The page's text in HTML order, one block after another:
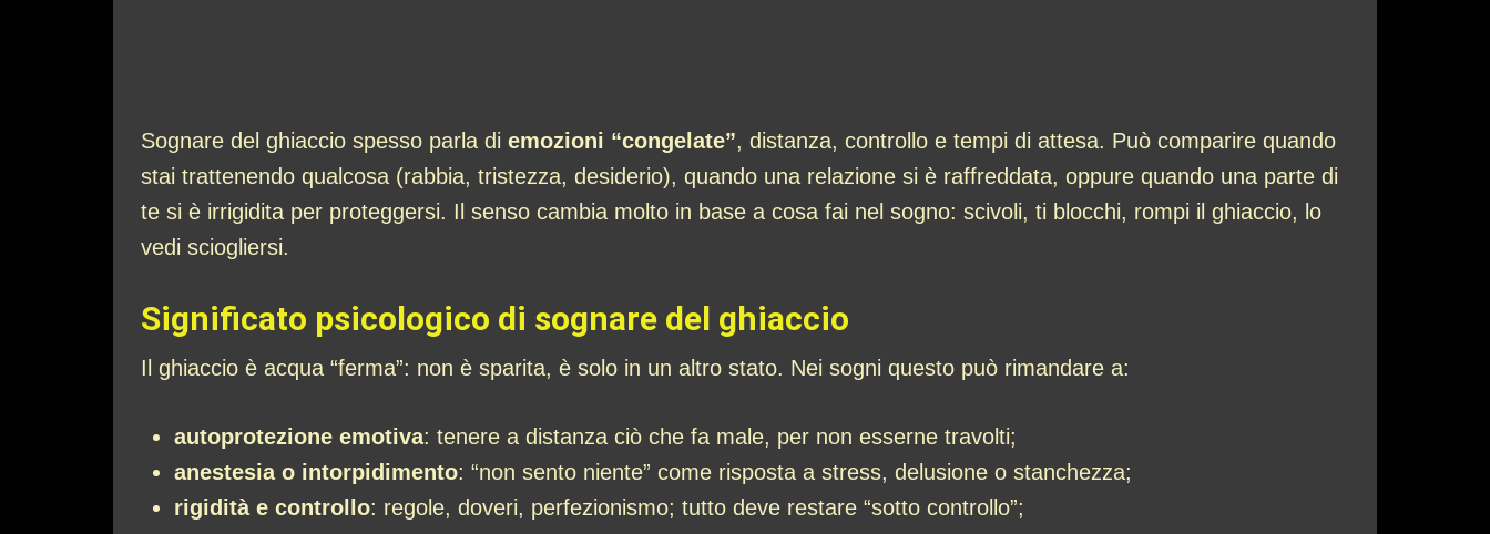
Sognare del ghiaccio spesso parla di emozioni “congelate”, distanza, controllo e tempi di attesa. Può comparire quando
stai trattenendo qualcosa (rabbia, tristezza, desiderio), quando una relazione si è raffreddata, oppure quando una parte di
te si è irrigidita per proteggersi. Il senso cambia molto in base a cosa fai nel sogno: scivoli, ti blocchi, rompi il ghiaccio, lo
vedi sciogliersi.
Significato psicologico di sognare del ghiaccio
Il ghiaccio è acqua “ferma”: non è sparita, è solo in un altro stato. Nei sogni questo può rimandare a:
autoprotezione emotiva: tenere a distanza ciò che fa male, per non esserne travolti;
anestesia o intorpidimento: “non sento niente” come risposta a stress, delusione o stanchezza;
rigidità e controllo: regole, doveri, perfezionismo; tutto deve restare “sotto controllo”;